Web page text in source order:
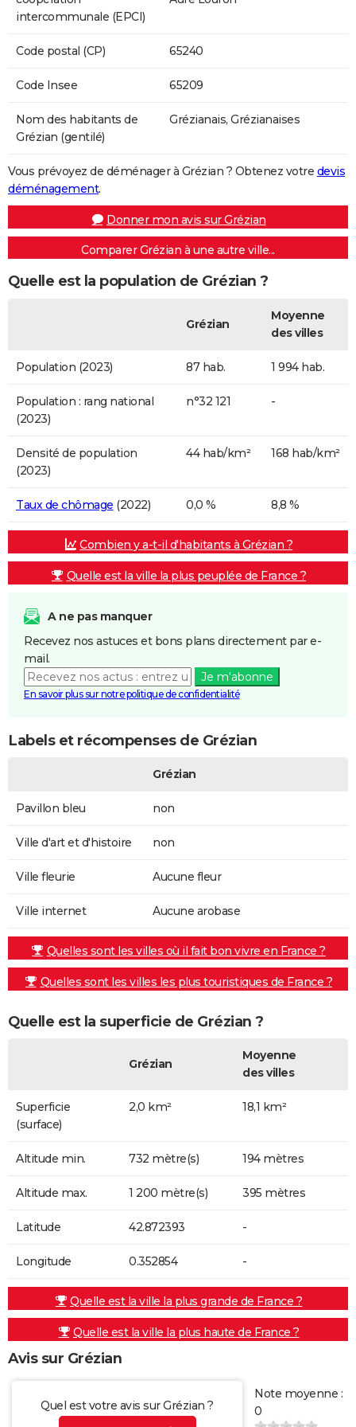
intercommunale (EPCI)
Code postal (CP) 65240
Code Insee 65209
Nom des habitants de
Grézian (gentilé)
Grézianais, Grézianaises
Vous prévoyez de déménager à Grézian ? Obtenez votre devis
déménagement.
Donner mon avis sur Grézian
Comparer Grézian à une autre ville...
Quelle est la population de Grézian ?
Grézian
Moyenne
des villes
Population (2023) 87 hab. 1 994 hab.
Population : rang national
(2023)
n°32 121 -
Densité de population
(2023)
44 hab/km² 168 hab/km²
Taux de chômage (2022) 0,0 % 8,8 %
Combien y a-t-il d'habitants à Grézian ?
Quelle est la ville la plus peuplée de France ?
A ne pas manquer
Recevez nos astuces et bons plans directement par e-
mail.
Je m'abonne
En savoir plus sur notre politique de confidentialité
Labels et récompenses de Grézian
Grézian
Pavillon bleu non
Ville d'art et d'histoire non
Ville fleurie Aucune fleur
Ville internet Aucune arobase
Quelles sont les villes où il fait bon vivre en France ?
Quelles sont les villes les plus touristiques de France ?
Quelle est la superficie de Grézian ?
Grézian
Moyenne
des villes
Superficie
(surface)
2,0 km² 18,1 km²
Altitude min. 732 mètre(s) 194 mètres
Altitude max. 1 200 mètre(s) 395 mètres
Latitude 42.872393 -
Longitude 0.352854 -
Quelle est la ville la plus grande de France ?
Quelle est la ville la plus haute de France ?
Avis sur Grézian
Quel est votre avis sur Grézian ?
Note moyenne :
0